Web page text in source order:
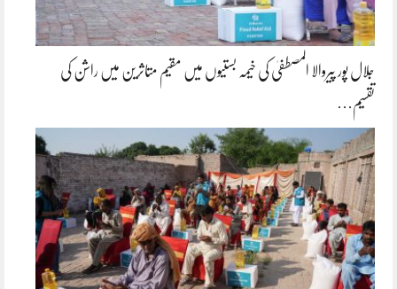
جلال پور پیروالا المصطفیٰ کی خیمہ بستیوں میں مقیم متاثرین میں راشن کی
تقسیم…